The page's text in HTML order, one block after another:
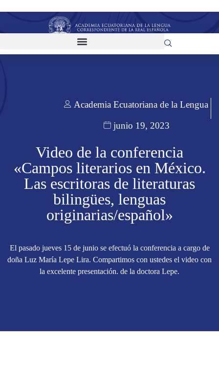
Academia Ecuatoriana de la Lengua
junio 19, 2023
Video de la conferencia
«Campos literarios en México.
Las escritoras de literaturas
bilingües, lenguas
originarias/español»
El pasado jueves 15 de junio se efectuó la conferencia a cargo de
doña Luz María Lepe Lira. Compartimos con ustedes el video con
la excelente presentación. de la doctora Lepe.